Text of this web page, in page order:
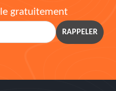
gratuitement